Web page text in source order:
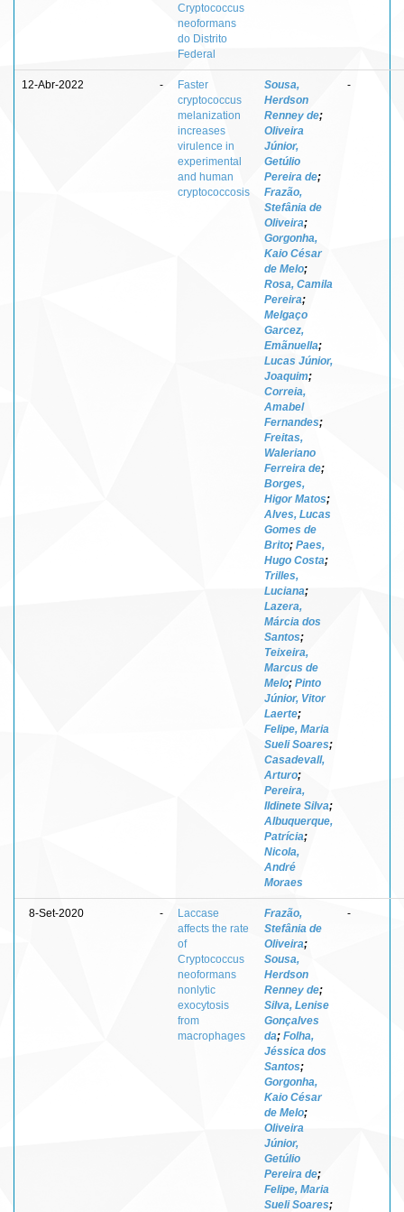
Cryptococcus
neoformans
do Distrito
Federal
12-Abr-2022 -
Faster
cryptococcus
melanization
increases
virulence in
experimental
and human
cryptococcosis
Sousa,
Herdson
Renney de;
Oliveira
Júnior,
Getúlio
Pereira de;
Frazão,
Stefânia de
Oliveira;
Gorgonha,
Kaio César
de Melo;
Rosa, Camila
Pereira;
Melgaço
Garcez,
Emãnuella;
Lucas Júnior,
Joaquim;
Correia,
Amabel
Fernandes;
Freitas,
Waleriano
Ferreira de;
Borges,
Higor Matos;
Alves, Lucas
Gomes de
Brito; Paes,
Hugo Costa;
Trilles,
Luciana;
Lazera,
Márcia dos
Santos;
Teixeira,
Marcus de
Melo; Pinto
Júnior, Vitor
Laerte;
Felipe, Maria
Sueli Soares;
Casadevall,
Arturo;
Pereira,
Ildinete Silva;
Albuquerque,
Patrícia;
Nicola,
André
Moraes
-
8-Set-2020 -
Laccase
affects the rate
of
Cryptococcus
neoformans
nonlytic
exocytosis
from
macrophages
Frazão,
Stefânia de
Oliveira;
Sousa,
Herdson
Renney de;
Silva, Lenise
Gonçalves
da; Folha,
Jéssica dos
Santos;
Gorgonha,
Kaio César
de Melo;
Oliveira
Júnior,
Getúlio
Pereira de;
Felipe, Maria
Sueli Soares;
-